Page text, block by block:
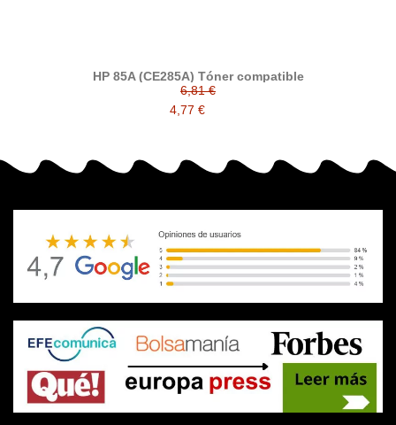
HP 85A (CE285A) Tóner compatible
6,81 €
4,77 €